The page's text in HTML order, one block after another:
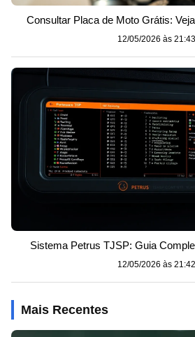
Consultar Placa de Moto Grátis:
12/05/2026 às 21:43
Sistema Petrus TJSP: Guia
12/05/2026 às 21:42
Mais Recentes